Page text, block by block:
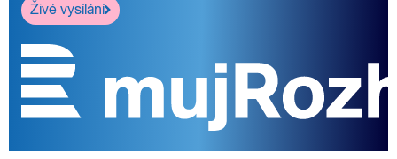
Živé vysílání